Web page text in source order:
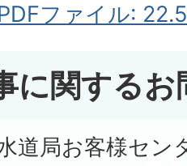
ファイル:
に関する
道局お客様セン